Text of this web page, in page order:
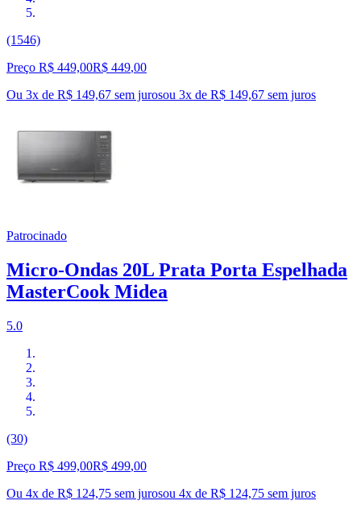
(1546)
Preço R$ 449,00R$ 449,00
Ou 3x de R$ 149,67 sem jurosou 3x de R$ 149,67 sem juros
Patrocinado
Micro-Ondas 20L Prata Porta Espelhada
MasterCook Midea
5.0
(30)
Preço R$ 499,00R$ 499,00
Ou 4x de R$ 124,75 sem jurosou 4x de R$ 124,75 sem juros